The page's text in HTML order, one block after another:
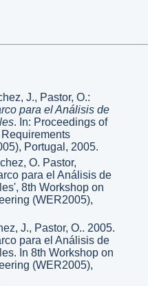
J., Pastor, O.:
para el Análisis de
. In: Proceedings of
Portugal, 2005.
O. Pastor,
para el Análisis de
8th Workshop on
(WER2005),
J., Pastor, O.. 2005.
para el Análisis de
In 8th Workshop on
(WER2005),